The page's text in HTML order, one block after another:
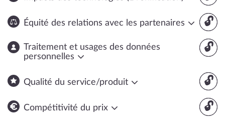
🔓
Équité des relations avec les partenaires
🔓
Traitement et usages des données
personnelles
🔓
Qualité du service/produit
🔓
Compétitivité du prix